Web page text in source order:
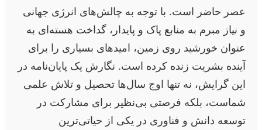
عصر حاضر است. با توجه به چالش‌های انرژی جهانی
و نیاز مبرم به منابع پاک و پایدار، گداخت هسته‌ای به
عنوان خورشید روی زمین، امیدهای بسیاری را برای
آینده بشریت زنده کرده است. نگارش یک پایان‌نامه در
این گرایش، نه تنها اوج سال‌ها تحصیل و تلاش علمی
شماست، بلکه فرصتی بی‌نظیر برای مشارکت در
توسعه دانش و فناوری در یکی از حیاتی‌ترین